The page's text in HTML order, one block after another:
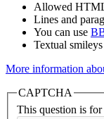
Allowed
Lines and
You can use
Textual
More information
CAPTCHA
This question is for